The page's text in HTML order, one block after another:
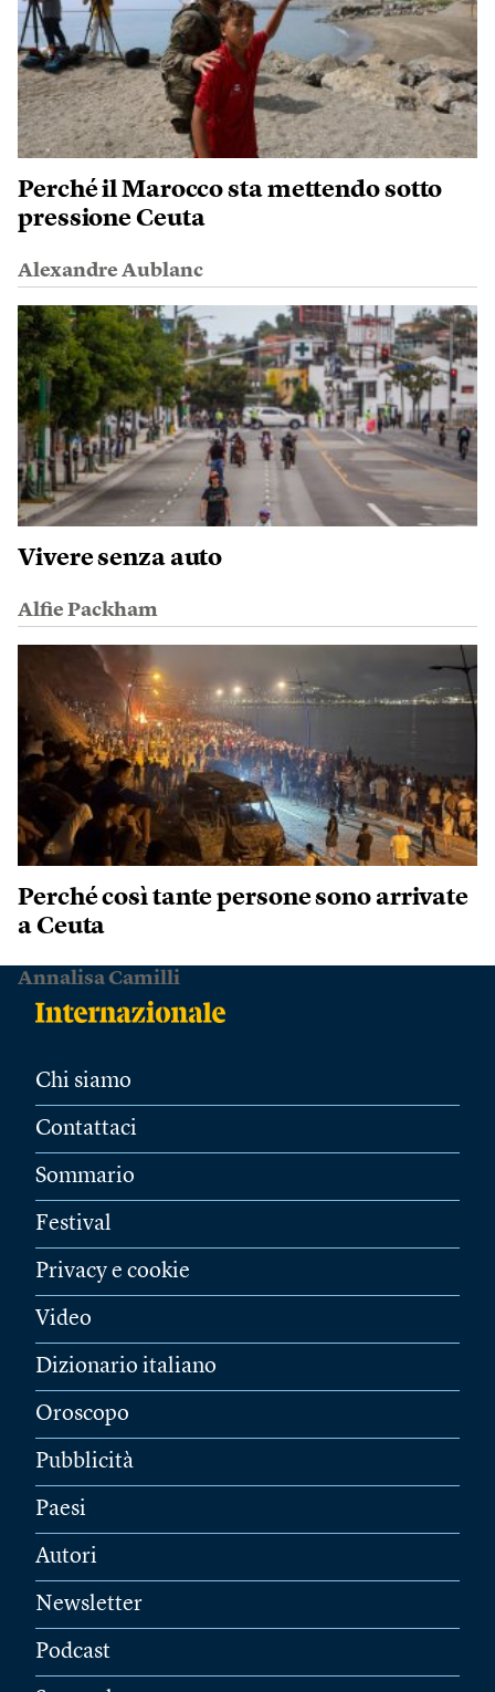
Perché il Marocco sta mettendo sotto
pressione Ceuta
Alexandre Aublanc
Vivere senza auto
Alfie Packham
Perché così tante persone sono arrivate
a Ceuta
Annalisa Camilli
Chi siamo
Contattaci
Sommario
Festival
Privacy e cookie
Video
Dizionario italiano
Oroscopo
Pubblicità
Paesi
Autori
Newsletter
Podcast